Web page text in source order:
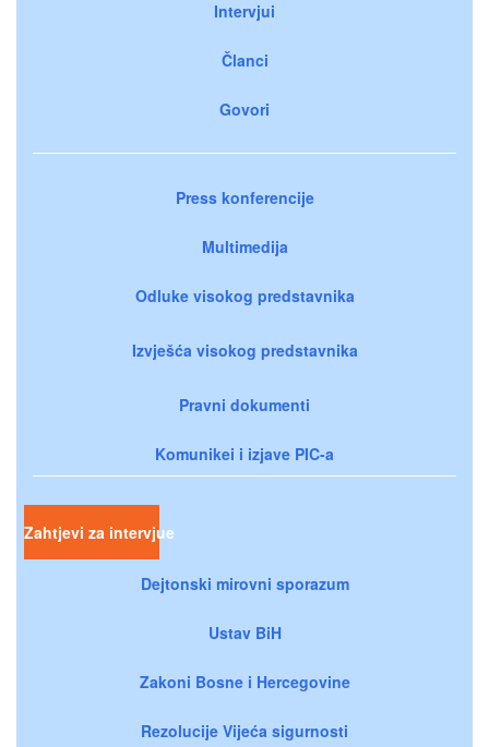
Intervjui
Članci
Govori
Press konferencije
Multimedija
Odluke visokog predstavnika
Izvješća visokog predstavnika
Pravni dokumenti
Komunikei i izjave PIC-a
Zahtjevi za intervjue
Dejtonski mirovni sporazum
Ustav BiH
Zakoni Bosne i Hercegovine
Rezolucije Vijeća sigurnosti